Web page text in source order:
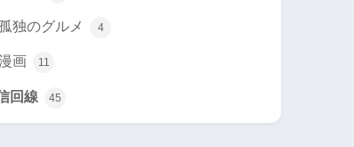
独のグルメ 4
画 11
回線 45